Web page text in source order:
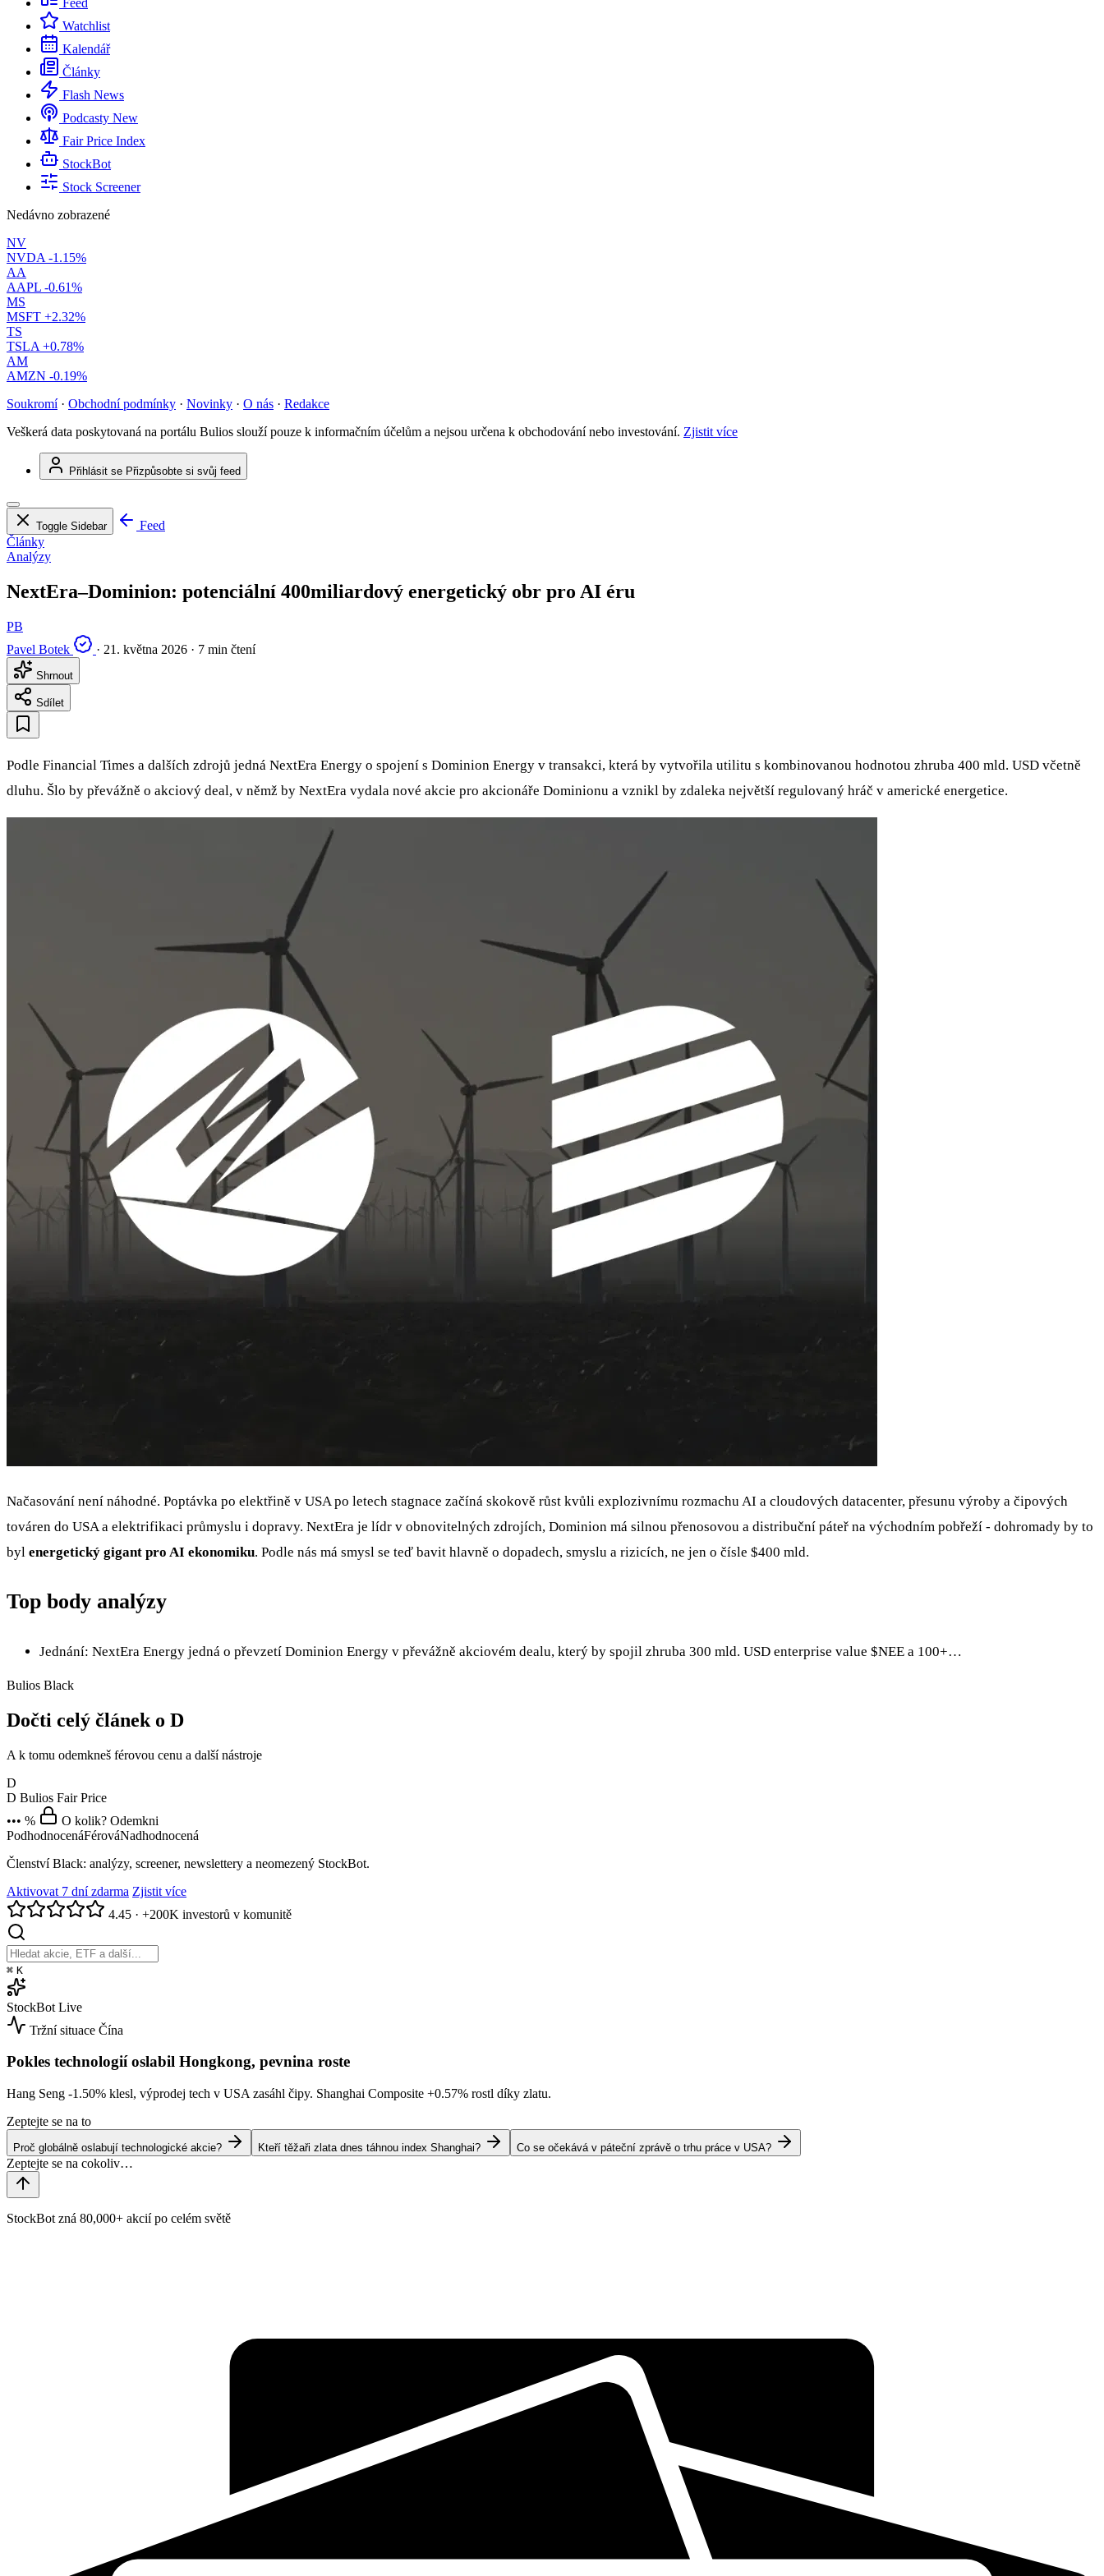
Feed
Watchlist
Kalendář
Články
Flash News
Podcasty New
Fair Price Index
StockBot
Stock Screener
Nedávno zobrazené
NV
NVDA -1.15%
AA
AAPL -0.61%
MS
MSFT +2.32%
TS
TSLA +0.78%
AM
AMZN -0.19%
Soukromí · Obchodní podmínky · Novinky · O nás · Redakce
Veškerá data poskytovaná na portálu Bulios slouží pouze k informačním účelům a nejsou určena k obchodování nebo investování. Zjistit více
Přihlásit se Přizpůsobte si svůj feed
Toggle Sidebar
Feed
Články
Analýzy
NextEra–Dominion: potenciální 400miliardový energetický obr pro AI éru
PB
Pavel Botek
· 21. května 2026 · 7 min čtení
Shrnout
Sdílet
Podle Financial Times a dalších zdrojů jedná NextEra Energy o spojení s Dominion Energy v transakci, která by vytvořila utilitu s kombinovanou hodnotou zhruba 400 mld. USD včetně
dluhu. Šlo by převážně o akciový deal, v němž by NextEra vydala nové akcie pro akcionáře Dominionu a vznikl by zdaleka největší regulovaný hráč v americké energetice.
Načasování není náhodné. Poptávka po elektřině v USA po letech stagnace začíná skokově růst kvůli explozivnímu rozmachu AI a cloudových datacenter, přesunu výroby a čipových
továren do USA a elektrifikaci průmyslu i dopravy. NextEra je lídr v obnovitelných zdrojích, Dominion má silnou přenosovou a distribuční páteř na východním pobřeží - dohromady by to
byl energetický gigant pro AI ekonomiku. Podle nás má smysl se teď bavit hlavně o dopadech, smyslu a rizicích, ne jen o čísle $400 mld.
Top body analýzy
Jednání: NextEra Energy jedná o převzetí Dominion Energy v převážně akciovém dealu, který by spojil zhruba 300 mld. USD enterprise value $NEE a 100+…
Bulios Black
Dočti celý článek o D
A k tomu odemkneš férovou cenu a další nástroje
D
D Bulios Fair Price
••• %
O kolik? Odemkni
PodhodnocenáFérováNadhodnocená
Členství Black: analýzy, screener, newslettery a neomezený StockBot.
Aktivovat 7 dní zdarma Zjistit více
4.45 · +200K investorů v komunitě
⌘ K
StockBot Live
Tržní situace Čína
Pokles technologií oslabil Hongkong, pevnina roste
Hang Seng -1.50% klesl, výprodej tech v USA zasáhl čipy. Shanghai Composite +0.57% rostl díky zlatu.
Zeptejte se na to
Proč globálně oslabují technologické akcie? Kteří těžaři zlata dnes táhnou index Shanghai? Co se očekává v páteční zprávě o trhu práce v USA?
StockBot zná 80,000+ akcií po celém světě